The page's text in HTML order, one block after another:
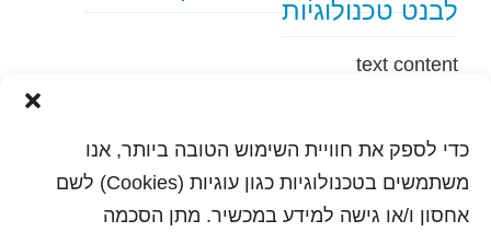
כדי לספק את חוויית השימוש הטובה ביותר, אנו
משתמשים בטכנולוגיות כגון עוגיות (Cookies) לשם
אחסון ו/או גישה למידע במכשיר. מתן הסכמה
לבנט טכנולוגיות
text content